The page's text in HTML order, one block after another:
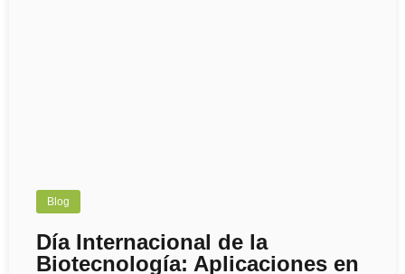
Blog
Día Internacional de la
Biotecnología: Aplicaciones en